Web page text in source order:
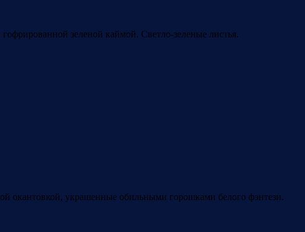
зеленой каймой. Светло-зеленые листья.
окантовкой, украшенные обильными горошками белого фэнтези.